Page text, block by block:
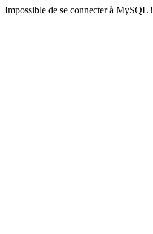
Impossible de se connecter à MySQL !